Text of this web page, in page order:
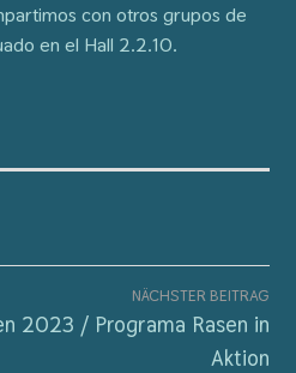
con otros grupos de
en el Hall 2.2.10.
NÄCHSTER BEITRAG
2023 / Programa Rasen in
Aktion